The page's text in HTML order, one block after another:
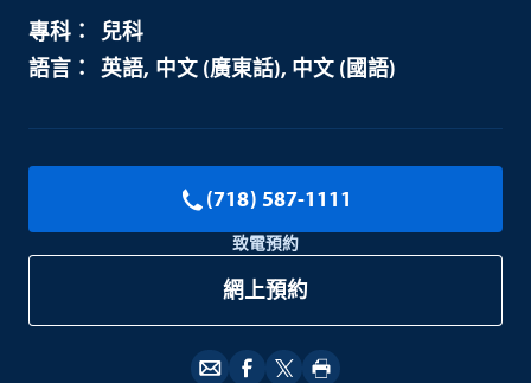
兒科
英語 中文 (廣東話) 中文 (國語)
(718) 587-1111
致電預約
網上預約